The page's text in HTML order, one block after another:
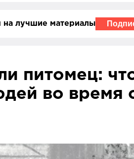
на лучшие материалы
питомец:
во время